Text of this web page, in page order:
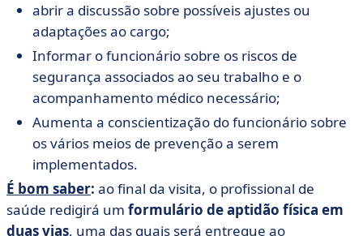
abrir a discussão sobre possíveis ajustes ou
adaptações ao cargo;
Informar o funcionário sobre os riscos de
segurança associados ao seu trabalho e o
acompanhamento médico necessário;
Aumenta a conscientização do funcionário sobre
os vários meios de prevenção a serem
implementados.
É bom saber: ao final da visita, o profissional de
saúde redigirá um formulário de aptidão física em
duas vias, uma das quais será entregue ao